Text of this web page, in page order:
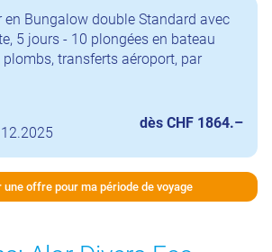
Bungalow double Standard avec
5 jours - 10 plongées en bateau
transferts aéroport, par
dès CHF 1864.–
une offre pour ma période de voyage